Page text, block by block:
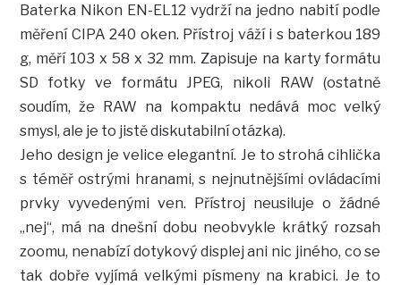
Baterka Nikon EN-EL12 vydrží na jedno nabití podle
měření CIPA 240 oken. Přístroj váží i s baterkou 189
g, měří 103 x 58 x 32 mm. Zapisuje na karty formátu
SD fotky ve formátu JPEG, nikoli RAW (ostatně
soudím, že RAW na kompaktu nedává moc velký
smysl, ale je to jistě diskutabilní otázka).
Jeho design je velice elegantní. Je to strohá cihlička
s téměř ostrými hranami, s nejnutnějšími ovládacími
prvky vyvedenými ven. Přístroj neusiluje o žádné
„nej“, má na dnešní dobu neobvykle krátký rozsah
zoomu, nenabízí dotykový displej ani nic jiného, co se
tak dobře vyjímá velkými písmeny na krabici. Je to